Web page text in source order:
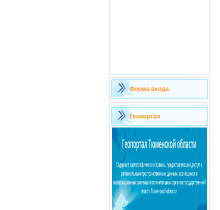
Форма входа
Геопортал